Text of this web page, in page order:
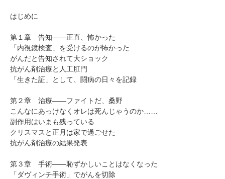
はじめに
第１章 告知――正直、怖かった
「内視鏡検査」を受けるのが怖かった
がんだと告知されて大ショック
抗がん剤治療と人工肛門
「生きた証」として、闘病の日々を記録
第２章 治療――ファイトだ、桑野
こんなにあっけなくオレは死んじゃうのか……
副作用はいまも残っている
クリスマスと正月は家で過ごせた
抗がん剤治療の結果発表
第３章 手術――恥ずかしいことはなくなった
「ダヴィンチ手術」でがんを切除